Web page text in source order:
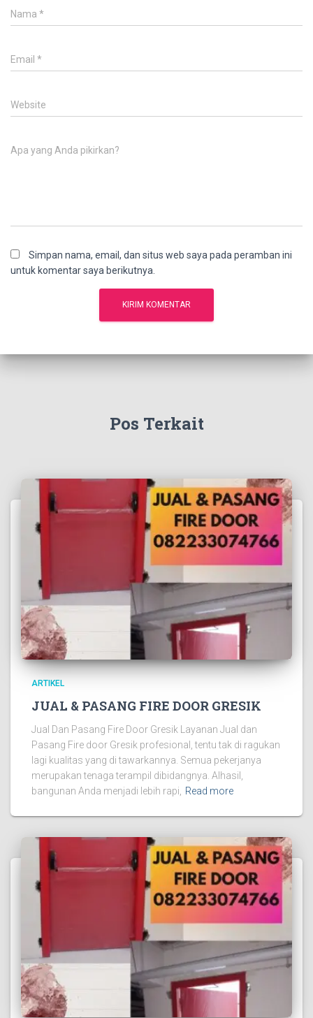
Nama *
Email *
Website
Apa yang Anda pikirkan?
Simpan nama, email, dan situs web saya pada peramban ini
untuk komentar saya berikutnya.
Pos Terkait
ARTIKEL
JUAL & PASANG FIRE DOOR GRESIK
Jual Dan Pasang Fire Door Gresik Layanan Jual dan
Pasang Fire door Gresik profesional, tentu tak di ragukan
lagi kualitas yang di tawarkannya. Semua pekerjanya
merupakan tenaga terampil dibidangnya. Alhasil,
bangunan Anda menjadi lebih rapi,
Read more